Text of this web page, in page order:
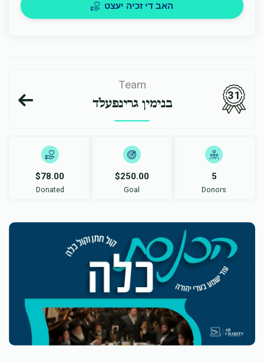
האב די זכיה יעצט
Team
בנימין גרינפעלד 31
$78.00
Donated
$250.00
Goal
5
Donors